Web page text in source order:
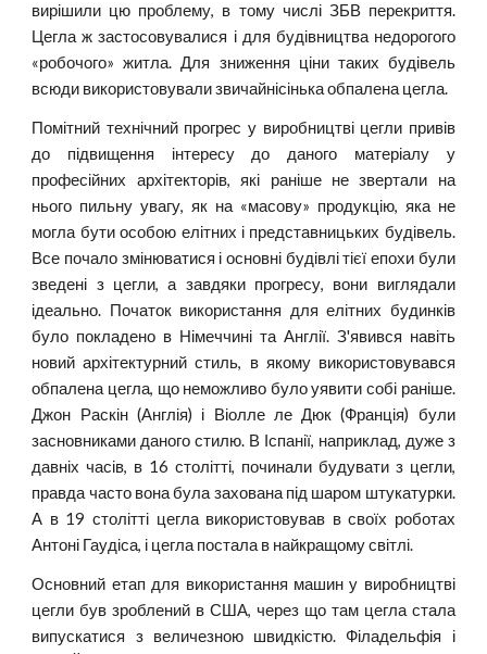
вирішили цю проблему, в тому числі ЗБВ перекриття.
Цегла ж застосовувалися і для будівництва недорогого
«робочого» житла. Для зниження ціни таких будівель
всюди використовували звичайнісінька обпалена цегла.
Помітний технічний прогрес у виробництві цегли привів
до підвищення інтересу до даного матеріалу у
професійних архітекторів, які раніше не звертали на
нього пильну увагу, як на «масову» продукцію, яка не
могла бути особою елітних і представницьких будівель.
Все почало змінюватися і основні будівлі тієї епохи були
зведені з цегли, а завдяки прогресу, вони виглядали
ідеально. Початок використання для елітних будинків
було покладено в Німеччині та Англії. З'явився навіть
новий архітектурний стиль, в якому використовувався
обпалена цегла, що неможливо було уявити собі раніше.
Джон Раскін (Англія) і Віолле ле Дюк (Франція) були
засновниками даного стилю. В Іспанії, наприклад, дуже з
давніх часів, в 16 столітті, починали будувати з цегли,
правда часто вона була захована під шаром штукатурки.
А в 19 столітті цегла використовував в своїх роботах
Антоні Гаудіса, і цегла постала в найкращому світлі.
Основний етап для використання машин у виробництві
цегли був зроблений в США, через що там цегла стала
випускатися з величезною швидкістю. Філадельфія і